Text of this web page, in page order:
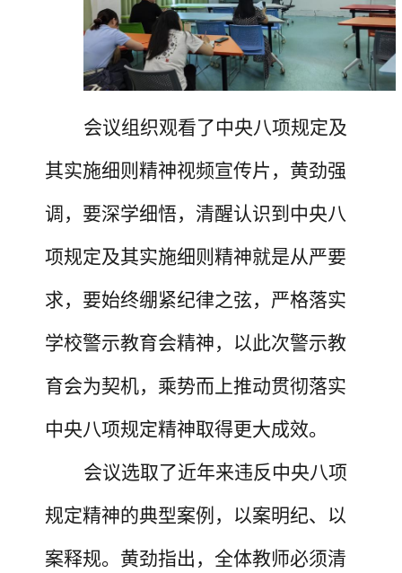
会议组织观看了中央八项规定及
其实施细则精神视频宣传片 ，黄劲强
调 ， 要深学细悟，清醒认识到中央八
项规定及其实施细则精神就是从严要
求， 要始终绷紧纪律之弦，严格落实
学校警示教育会精神，以此次警示教
育会为契机，乘势而上推动贯彻落实
中央八项规定精神取得更大成效。
会议选取了近年来违反中央八项
规定精神的典型案例， 以案明纪、以
案释规。 黄劲指出，全体教师必须清